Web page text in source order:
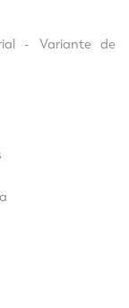
- Variante de